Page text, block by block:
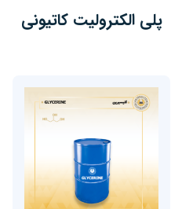
پلی الکترولیت کاتیونی